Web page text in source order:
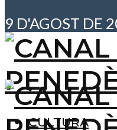
9 D'AGOST DE
CULTURA